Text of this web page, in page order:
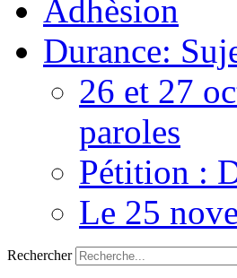
Adhèsion
Durance:
26 et 27
paroles
Pétition :
Le 25
Rechercher